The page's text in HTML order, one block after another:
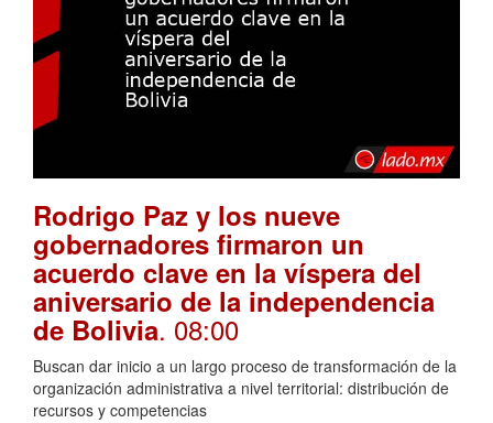
Rodrigo Paz y los nueve
gobernadores firmaron un
acuerdo clave en la víspera del
aniversario de la independencia
de Bolivia. 08:00
Buscan dar inicio a un largo proceso de transformación de la
organización administrativa a nivel territorial: distribución de
recursos y competencias